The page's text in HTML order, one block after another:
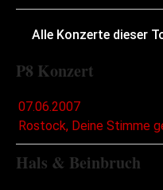
Alle Konzerte dieser
P8 Konzert
07.06.2007
Rostock, Deine Stimme
Hals & Beinbruch